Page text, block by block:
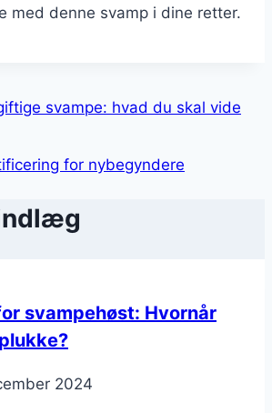
med denne svamp i dine retter.
svampe: hvad du skal vide
for nybegyndere
svampehøst: Hvornår
2024